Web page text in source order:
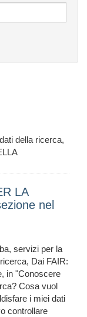
della ricerca,
LA
nel
servizi per la
Dai FAIR:
in "Conoscere
Cosa vuol
i miei dati
controllare